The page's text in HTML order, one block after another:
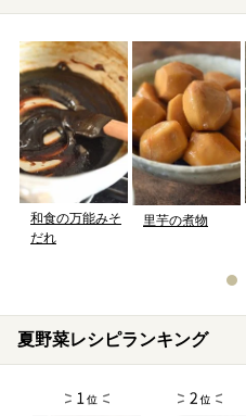
和食の万能みそ
だれ
里芋の煮物
夏野菜レシピランキング